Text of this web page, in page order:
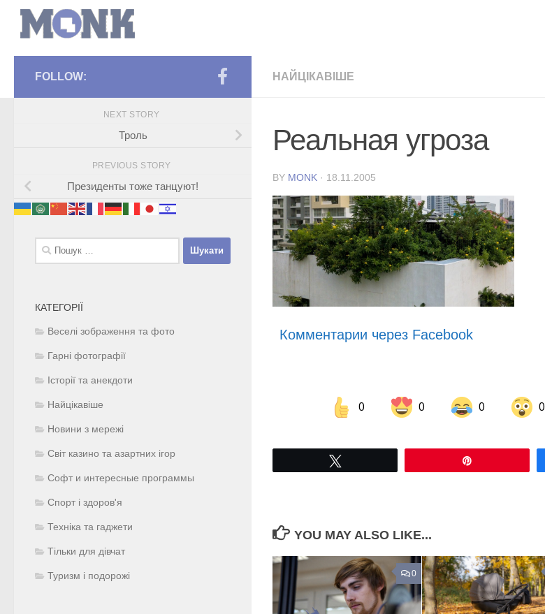
НАЙЦІКАВІШЕ
Реальная угроза
BY MONK · 18.11.2005
Комментарии через Facebook
0 0 0 0
Share on Facebook Share on LinkedIn
YOU MAY ALSO LIKE...
0
FOLLOW:
NEXT STORY
Троль
PREVIOUS STORY
Президенты тоже танцуют!
Пошук:
КАТЕГОРІЇ
Веселі зображення та фото
Гарні фотографії
Історії та анекдоти
Найцікавіше
Новини з мережі
Світ казино та азартних ігор
Софт и интересные программы
Спорт і здоров'я
Техніка та гаджети
Тільки для дівчат
Туризм і подорожі